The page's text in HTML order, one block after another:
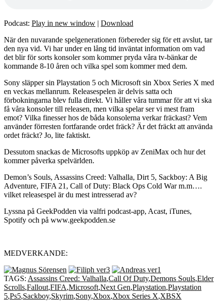
Podcast: Play in new window | Download
När den nuvarande spelgenerationen förbereder sig för ett avslut, tar
den nya vid. Vi har under en lång tid inväntat information om vad
det blir för sorts konsoler som kommer pryda våra tv-bänkar de
kommande 8-10 åren och vilka spel som kommer med dem.
Sony släpper sin Playstation 5 och Microsoft sin Xbox Series X med
en veckas mellanrum. Releasespelen är delvis satta och
förbokningarna blev fulla direkt. Vi håller våra tummar för att vi ska
få våra konsoler till releasen, men vilka spelar ser vi mest fram
emot? Vilka finesser hos de båda konsolerna verkar fräckast? Vem
använder förresten fortfarande ordet fräck? Är det fräckt att använda
ordet fräckt? Jo, lite faktiskt.
Dessutom snackas de Microsofts uppköp av ZeniMax och hur det
kommer påverka spelvärlden.
Demon’s Souls, Assassins Creed: Valhalla, Dirt 5, Sackboy: A Big
Adventure, FIFA 21, Call of Duty: Black Ops Cold War m.m….
vilket releasespel är du mest intresserad av?
Lyssna på GeekPodden via valfri podcast-app, Acast, iTunes,
Spotify och på www.geekpodden.se
MEDVERKANDE:
TAGS: Assassins Creed: Valhalla,Call Of Duty,Demons Souls,Elder
Scrolls,Fallout,FIFA,Microsoft,Next Gen,Playstation,Playstation
5,Ps5,Sackboy,Skyrim,Sony,Xbox,Xbox Series X,XBSX